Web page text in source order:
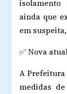
ainda que
em
✅ Nova
A Prefeitura
medidas